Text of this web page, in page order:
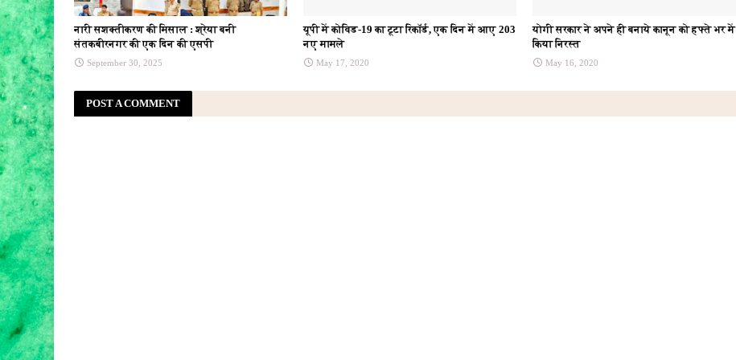
नारी सशक्तीकरण की मिसाल : श्रेया बनी
संतकबीरनगर की एक दिन की एसपी
September 30, 2025
यूपी में कोविड-19 का टूटा रिकॉर्ड, एक दिन में आए 203
नए मामले
May 17, 2020
योगी सरकार ने अपने ही बनाये कानून को हफ्ते भर में
किया निरस्त
May 16, 2020
POST A COMMENT